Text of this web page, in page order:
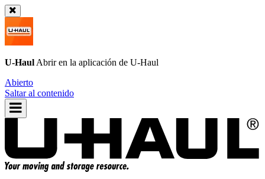
U-Haul Abrir en la aplicación de U-Haul
Abierto
Saltar al contenido